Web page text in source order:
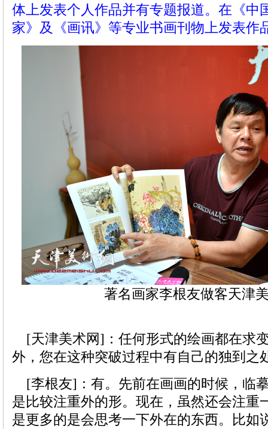
体上发表个人作品并有专题报道。在《中
家》及《画讯》等专业书画刊物上发表作
著名画家李根友做客天津
[天津美术网]：任何形式的绘画都在求
外，您在这种突破过程中有自己的独到之
[李根友]：有。先前在画画的时候，临
是比较注重外的形。现在，虽然还会注重
是更多的是会思考一下外在的东西。比如